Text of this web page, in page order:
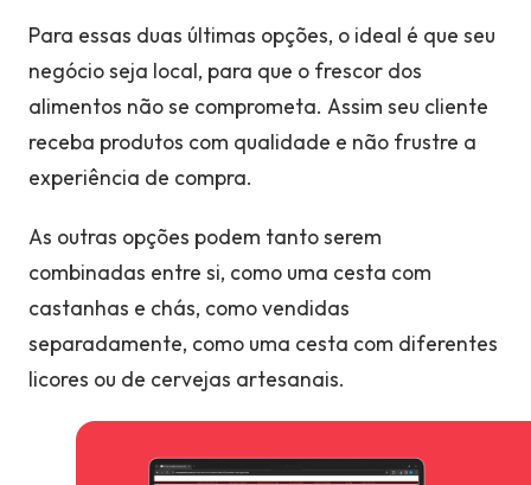
Para essas duas últimas opções, o ideal é que seu
negócio seja local, para que o frescor dos
alimentos não se comprometa. Assim seu cliente
receba produtos com qualidade e não frustre a
experiência de compra.
As outras opções podem tanto serem
combinadas entre si, como uma cesta com
castanhas e chás, como vendidas
separadamente, como uma cesta com diferentes
licores ou de cervejas artesanais.